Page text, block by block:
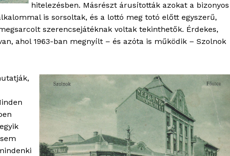
hitelezésben. Másrészt árusították azokat a bizonyos
is sorsoltak, és a lottó meg totó előtt egyszerű,
szerencsejátéknak voltak tekinthetők. Érdekes,
ahol 1963-ban megnyílt – és azóta is működik – Szolnok